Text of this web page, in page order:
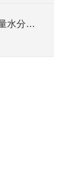
TKWS-3000型库仑法微量水分测定仪的技术参数